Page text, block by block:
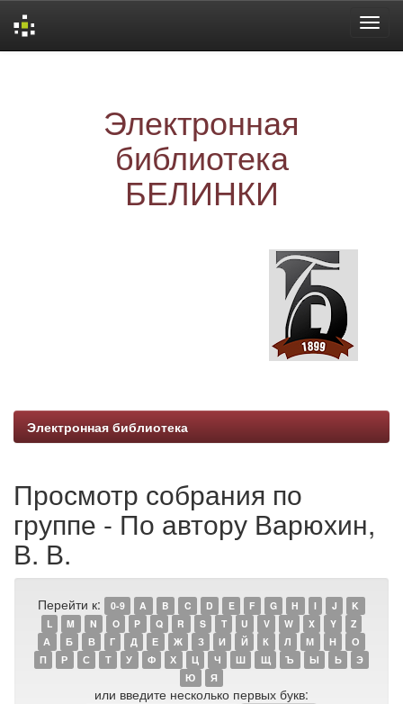
Электронная
библиотека
БЕЛИНКИ
Электронная библиотека
Просмотр собрания по
группе - По автору Варюхин,
В. В.
Перейти к: 0-9 A B C D E F G H I J
K
L
M N O P Q R S T U V W X Y
Z
А
Б В Г Д Е Ж З И Й К Л М Н
О
П
Р С Т У Ф Х Ц Ч Ш Щ Ъ Ы Ь
Э
Ю
Я
или введите несколько первых букв: